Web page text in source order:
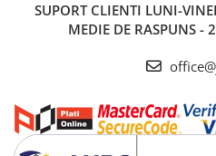
SUPORT CLIENTI LUNI-
MEDIE DE RASPUNS -